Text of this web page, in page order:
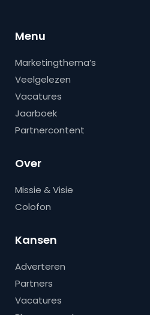
Menu
Marketingthema’s
Veelgelezen
Vacatures
Jaarboek
Partnercontent
Over
Missie & Visie
Colofon
Kansen
Adverteren
Partners
Vacatures